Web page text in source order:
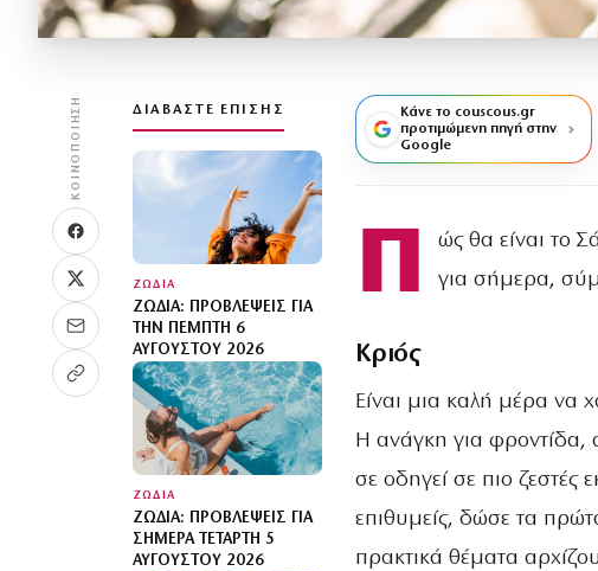
ΚΟΙΝΟΠΟΊΗΣΗ ΔΙΑΒΆΣΤΕ ΕΠΊΣΗΣ
ΖΩΔΙΑ
ΖΏΔΙΑ: ΠΡΟΒΛΈΨΕΙΣ ΓΙΑ
ΤΗΝ ΠΈΜΠΤΗ 6
ΑΥΓΟΎΣΤΟΥ 2026
ΖΩΔΙΑ
ΖΏΔΙΑ: ΠΡΟΒΛΈΨΕΙΣ ΓΙΑ
ΣΉΜΕΡΑ ΤΕΤΆΡΤΗ 5
ΑΥΓΟΎΣΤΟΥ 2026
Κάνε το couscous.gr
προτιμώμενη πηγή στην
Google
Π
ώς θα είναι το
για σήμερα,
Κριός
Είναι μια καλή μέρα να
Η ανάγκη για φροντίδα,
σε οδηγεί σε πιο ζεστές
επιθυμείς, δώσε τα
πρακτικά θέματα